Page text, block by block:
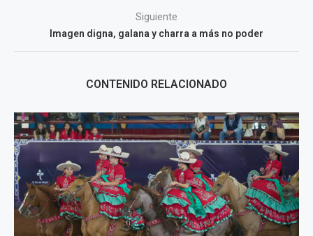
Siguiente
Imagen digna, galana y charra a más no poder
CONTENIDO RELACIONADO